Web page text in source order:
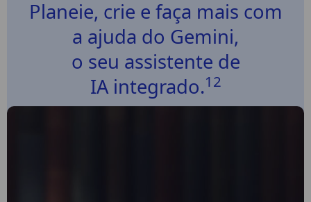
Planeie, crie e faça mais com
a ajuda do Gemini,
o seu assistente de
IA integrado.12